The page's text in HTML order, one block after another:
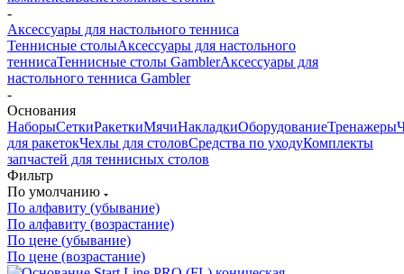
-
Аксессуары для настольного тенниса
Теннисные столыАксессуары для настольного
теннисаТеннисные столы GamblerАксессуары для
настольного тенниса Gambler
-
Основания
НаборыСеткиРакеткиМячиНакладкиОборудованиеТренажеры
для ракетокЧехлы для столовСредства по уходуКомплекты
запчастей для теннисных столов
Фильтр
По умолчанию
По алфавиту (убывание)
По алфавиту (возрастание)
По цене (убывание)
По цене (возрастание)